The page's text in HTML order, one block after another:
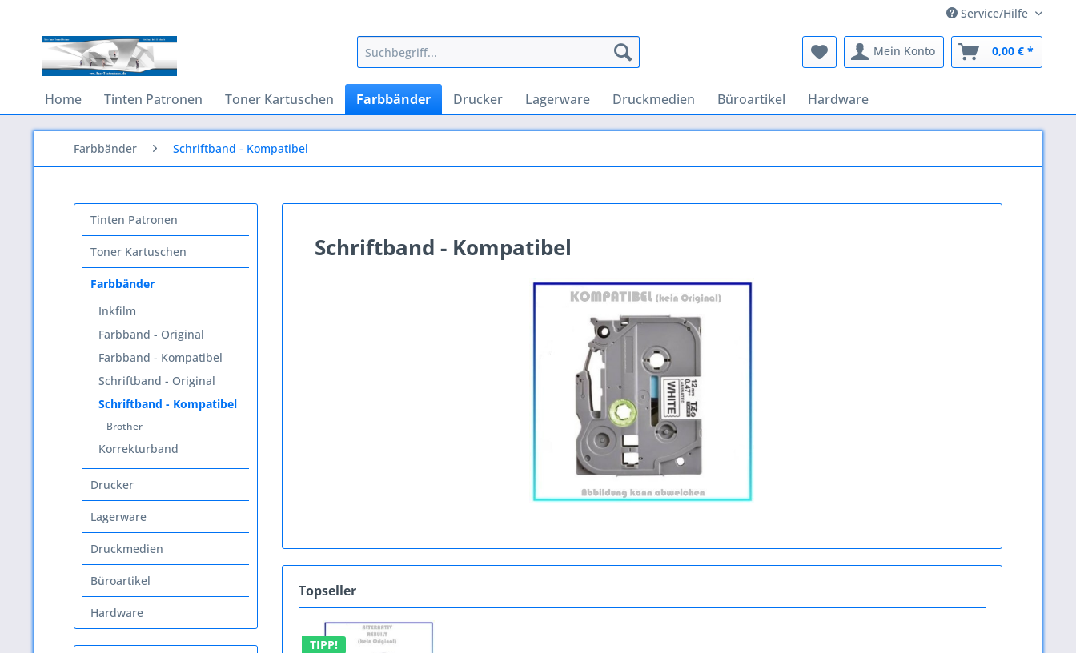
Service/Hilfe
Mein Konto 0,00 € *
Home Tinten Patronen Toner Kartuschen Farbbänder Drucker Lagerware Druckmedien Büroartikel Hardware
Farbbänder Schriftband - Kompatibel
Tinten Patronen
Toner Kartuschen
Farbbänder
Inkfilm
Farbband - Original
Farbband - Kompatibel
Schriftband - Original
Schriftband - Kompatibel
Brother
Korrekturband
Drucker
Lagerware
Druckmedien
Büroartikel
Hardware
Schriftband - Kompatibel
Topseller
TIPP!